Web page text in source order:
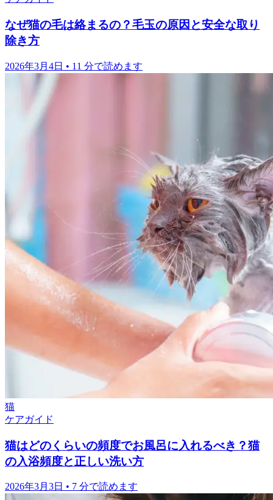
なぜ猫の毛は絡まるの？毛玉の原因と安全な取り
除き方
2026年3月4日 • 11 分で読めます
猫
ケアガイド
猫はどのくらいの頻度でお風呂に入れるべき？猫
の入浴頻度と正しい洗い方
2026年3月3日 • 7 分で読めます